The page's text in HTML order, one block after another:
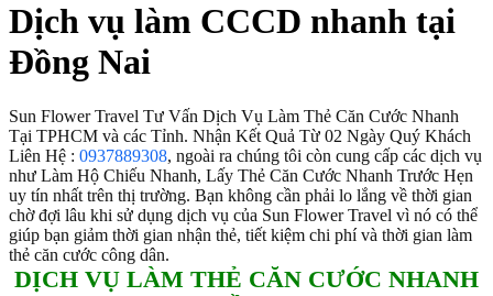
Dịch vụ làm CCCD nhanh tại
Đồng Nai
Sun Flower Travel Tư Vấn Dịch Vụ Làm Thẻ Căn Cước Nhanh
Tại TPHCM và các Tỉnh. Nhận Kết Quả Từ 02 Ngày Quý Khách
Liên Hệ : 0937889308, ngoài ra chúng tôi còn cung cấp các dịch vụ
như Làm Hộ Chiếu Nhanh, Lấy Thẻ Căn Cước Nhanh Trước Hẹn
uy tín nhất trên thị trường. Bạn không cần phải lo lắng về thời gian
chờ đợi lâu khi sử dụng dịch vụ của Sun Flower Travel vì nó có thể
giúp bạn giảm thời gian nhận thẻ, tiết kiệm chi phí và thời gian làm
thẻ căn cước công dân.
DỊCH VỤ LÀM THẺ CĂN CƯỚC NHANH